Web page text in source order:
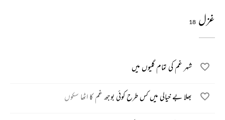
غزل 18
شہر غم کی تمام گلیوں میں
بھلا بے خیالی میں کس طرح کوئی بوجھ غم کا اٹھا سکوں